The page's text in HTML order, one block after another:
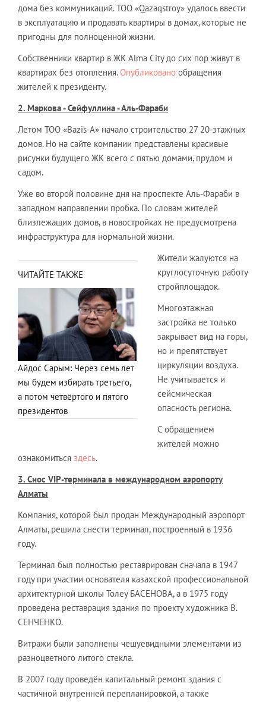
дома без коммуникаций. ТОО «Qazaqstroy» удалось ввести
в эксплуатацию и продавать квартиры в домах, которые не
пригодны для полноценной жизни.
Собственники квартир в ЖК Alma City до сих пор живут в
квартирах без отопления. Опубликовано обращения
жителей к президенту.
2. Маркова - Сейфуллина - Аль-Фараби
Летом ТОО «Bazis-A» начало строительство 27 20-этажных
домов. Но на сайте компании представлены красивые
рисунки будущего ЖК всего с пятью домами, прудом и
садом.
Уже во второй половине дня на проспекте Аль-Фараби в
западном направлении пробка. По словам жителей
близлежащих домов, в новостройках не предусмотрена
инфраструктура для нормальной жизни.
ЧИТАЙТЕ ТАКЖЕ
Айдос Сарым: Через семь лет
мы будем избирать третьего,
а потом четвёртого и пятого
президентов
Жители жалуются на
круглосуточную работу
стройплощадок.
Многоэтажная
застройка не только
закрывает вид на горы,
но и препятствует
циркуляции воздуха.
Не учитывается и
сейсмическая
опасность региона.
С обращением
жителей можно
ознакомиться здесь.
3. Снос VIP-терминала в международном аэропорту
Алматы
Компания, которой был продан Международный аэропорт
Алматы, решила снести терминал, построенный в 1936
году.
Терминал был полностью реставрирован сначала в 1947
году при участии основателя казахской профессиональной
архитектурной школы Толеу БАСЕНОВА, а в 1975 году
проведена реставрация здания по проекту художника В.
СЕНЧЕНКО.
Витражи были заполнены чешуевидными элементами из
разноцветного литого стекла.
В 2007 году проведён капитальный ремонт здания с
частичной внутренней перепланировкой, а также